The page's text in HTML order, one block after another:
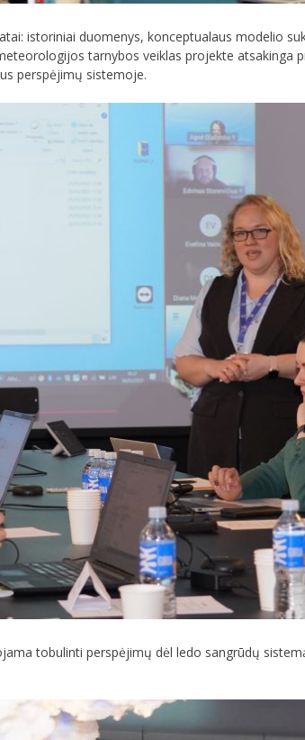
istoriniai duomenys, konceptualaus modelio
tarnybos veiklas projekte atsakinga
perspėjimų sistemoje.
tobulinti perspėjimų dėl ledo sangrūdų